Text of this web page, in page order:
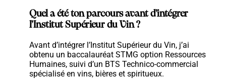
Quel a été ton parcours avant d’intégrer
l’Institut Supérieur du Vin ?
Avant d’intégrer l’Institut Supérieur du Vin, j’ai
obtenu un baccalauréat STMG option Ressources
Humaines, suivi d’un BTS Technico-commercial
spécialisé en vins, bières et spiritueux.